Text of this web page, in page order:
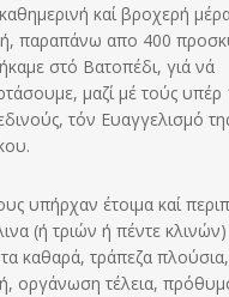
καθημερινή καί βροχερή
παραπάνω απο 400
στό Βατοπέδι, γιά νά
μαζί μέ τούς υπέρ
τόν Ευαγγελισμό
υπήρχαν έτοιμα καί
(ή τριών ή πέντε κλινών)
καθαρά, τράπεζα
οργάνωση τέλεια,